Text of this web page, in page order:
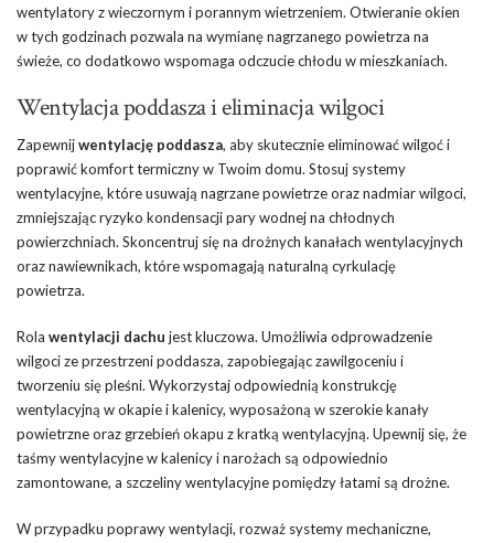
wentylatory z wieczornym i porannym wietrzeniem. Otwieranie okien
w tych godzinach pozwala na wymianę nagrzanego powietrza na
świeże, co dodatkowo wspomaga odczucie chłodu w mieszkaniach.
Wentylacja poddasza i eliminacja wilgoci
Zapewnijwentylację poddasza, aby skutecznie eliminować wilgoć i
poprawić komfort termiczny w Twoim domu. Stosuj systemy
wentylacyjne, które usuwają nagrzane powietrze oraz nadmiar wilgoci,
zmniejszając ryzyko kondensacji pary wodnej na chłodnych
powierzchniach. Skoncentruj się na drożnych kanałach wentylacyjnych
oraz nawiewnikach, które wspomagają naturalną cyrkulację
powietrza.
Rola wentylacji dachu jest kluczowa. Umożliwia odprowadzenie
wilgoci ze przestrzeni poddasza, zapobiegając zawilgoceniu i
tworzeniu się pleśni. Wykorzystaj odpowiednią konstrukcję
wentylacyjną w okapie i kalenicy, wyposażoną w szerokie kanały
powietrzne oraz grzebień okapu z kratką wentylacyjną. Upewnij się, że
taśmy wentylacyjne w kalenicy i narożach są odpowiednio
zamontowane, a szczeliny wentylacyjne pomiędzy łatami są drożne.
W przypadku poprawy wentylacji, rozważ systemy mechaniczne,